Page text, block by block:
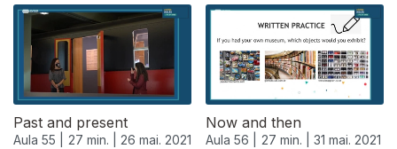
Past and present
Aula 55 | 27 min. | 26 mai. 2021
Now and then
Aula 56 | 27 min. | 31 mai. 2021